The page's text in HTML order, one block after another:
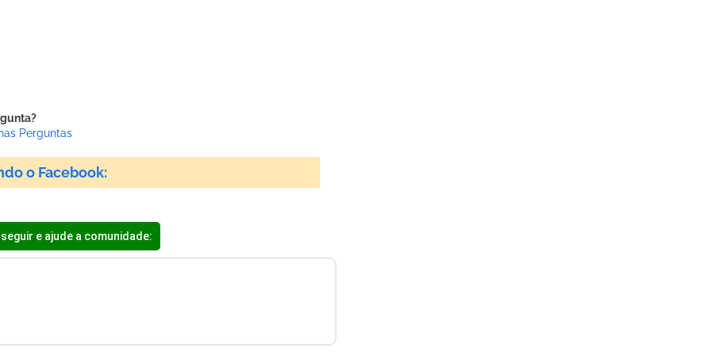
Perguntas
o Facebook:
e ajude a comunidade: